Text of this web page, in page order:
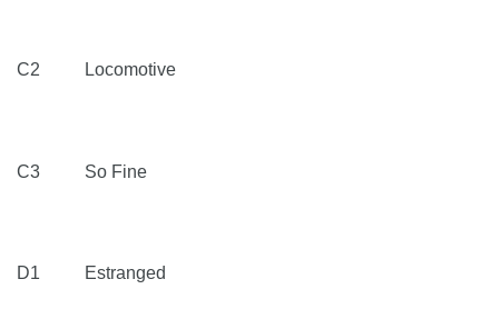
C2 Locomotive
C3 So Fine
D1 Estranged